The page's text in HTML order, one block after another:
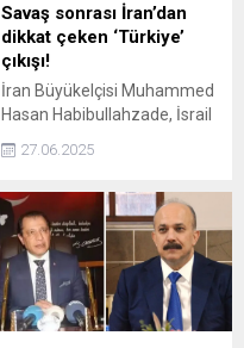
Savaş sonrası İran’dan
dikkat çeken ‘Türkiye’
çıkışı!
İran Büyükelçisi Muhammed
Hasan Habibullahzade, İsrail
İran'la birlikte olduğunu ve
'Türkiye'nin güvenliği, İran'ın
güvenliğidir' anlayışının
hakim olduğunu belirtti.
27.06.2025